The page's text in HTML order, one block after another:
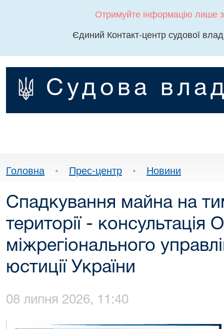
Отримуйте інформацію лише
Єдиний Контакт-центр судової
Судова
Головна • Прес-центр • Новини
Спадкування майна на
території - консультація
міжрегіонального
юстиції України
08 липня 2026, 11:40